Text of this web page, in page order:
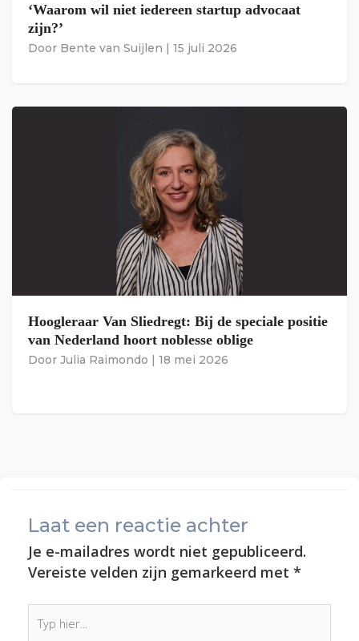
‘Waarom wil niet iedereen startup advocaat
zijn?’
Door Bente van Suijlen | 15 juli 2026
Hoogleraar Van Sliedregt: Bij de speciale positie
van Nederland hoort noblesse oblige
Door Julia Raimondo | 18 mei 2026
Laat een reactie achter
Je e-mailadres wordt niet gepubliceerd.
Vereiste velden zijn gemarkeerd met *
hier...